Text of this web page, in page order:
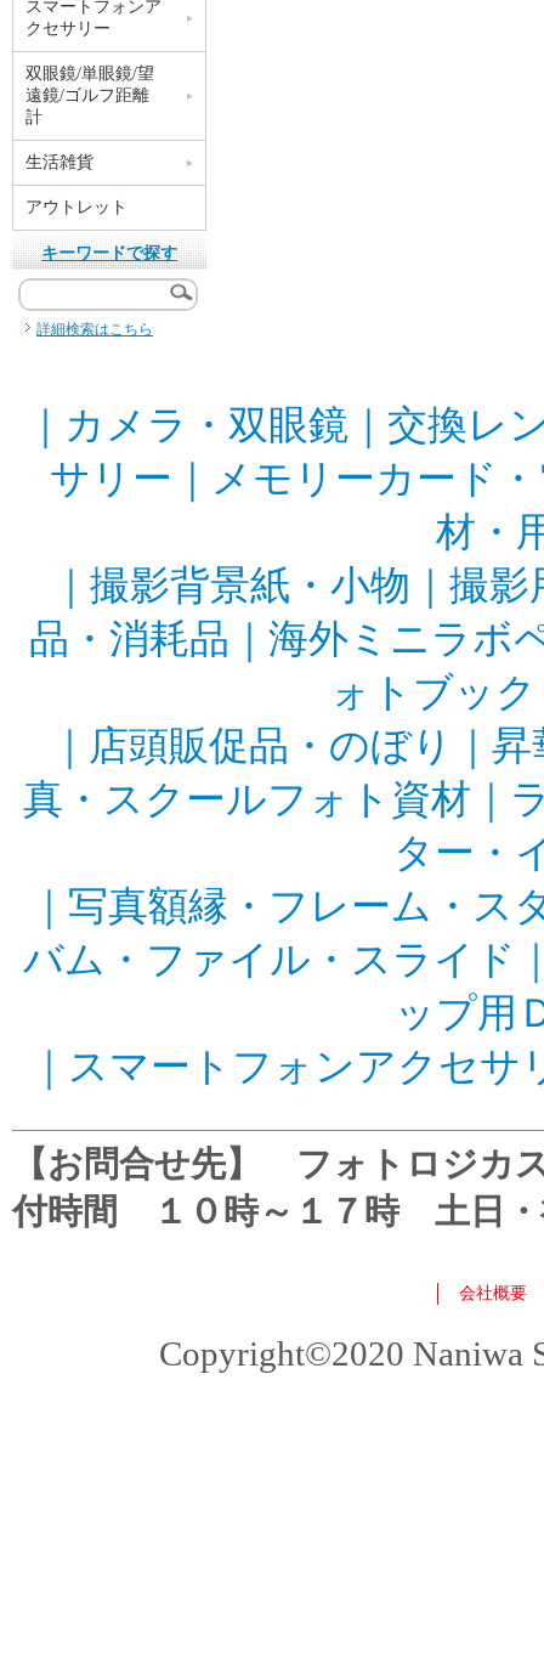
スマートフォンア
クセサリー
双眼鏡/単眼鏡/望
遠鏡/ゴルフ距離
計
生活雑貨
アウトレット
キーワードで探す
詳細検索はこちら
カメラ・双眼鏡
交換レ
サリー
メモリーカード
材・
撮影背景紙・小物
撮影
品・消耗品
海外ミニラボ
ォトブッ
店頭販促品・のぼり
昇
真・スクールフォト資材
ター・
写真額縁・フレーム・ス
バム・ファイル・スライド
ップ用
スマートフォンアクセサ
【お問合せ先】 フォトロジ
付時間 １０時～１７時 土日・
会社概要
Copyright©2020 Naniwa